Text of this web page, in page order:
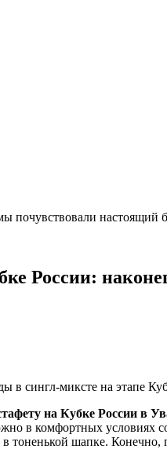
настоящий
России:
в сингл-миксте на этапе
на Кубке России в
в комфортных условиях
шапке.